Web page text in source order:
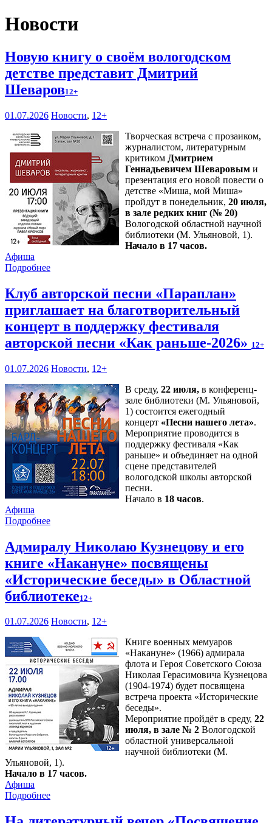
Новости
Новую книгу о своём вологодском
детстве представит Дмитрий
Шеваров12+
01.07.2026 Новости, 12+
Творческая встреча с прозаиком,
журналистом, литературным
критиком Дмитрием
Геннадьевичем Шеваровым и
презентация его новой повести о
детстве «Миша, мой Миша»
пройдут в понедельник, 20 июля,
в зале редких книг (№ 20)
Вологодской областной научной
библиотеки (М. Ульяновой, 1).
Начало в 17 часов.
Афиша
Подробнее
Клуб авторской песни «Параплан»
приглашает на благотворительный
концерт в поддержку фестиваля
авторской песни «Как раньше-2026» 12+
01.07.2026 Новости, 12+
В среду, 22 июля, в конференц-
зале библиотеки (М. Ульяновой,
1) состоится ежегодный
концерт «Песни нашего лета».
Мероприятие проводится в
поддержку фестиваля «Как
раньше» и объединяет на одной
сцене представителей
вологодской школы авторской
песни.
Начало в 18 часов.
Афиша
Подробнее
Адмиралу Николаю Кузнецову и его
книге «Накануне» посвящены
«Исторические беседы» в Областной
библиотеке12+
01.07.2026 Новости, 12+
Книге военных мемуаров
«Накануне» (1966) адмирала
флота и Героя Советского Союза
Николая Герасимовича Кузнецова
(1904-1974) будет посвящена
встреча проекта «Исторические
беседы».
Мероприятие пройдёт в среду, 22
июля, в зале № 2 Вологодской
областной универсальной
научной библиотеки (М.
Ульяновой, 1).
Начало в 17 часов.
Афиша
Подробнее